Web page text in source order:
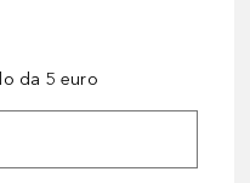
da 5 euro